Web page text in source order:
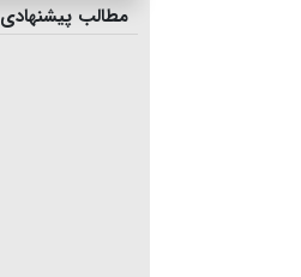
مطالب پیشنهادی